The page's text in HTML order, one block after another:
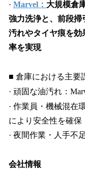
· Marvel： 大規模倉
強力洗浄と、前段掃
汚れやタイヤ痕を効
率を実現
■ 倉庫における主要
· 頑固な油汚れ：
· 作業員・機械混在
により安全性を確保
· 夜間作業・人手不
会社情報